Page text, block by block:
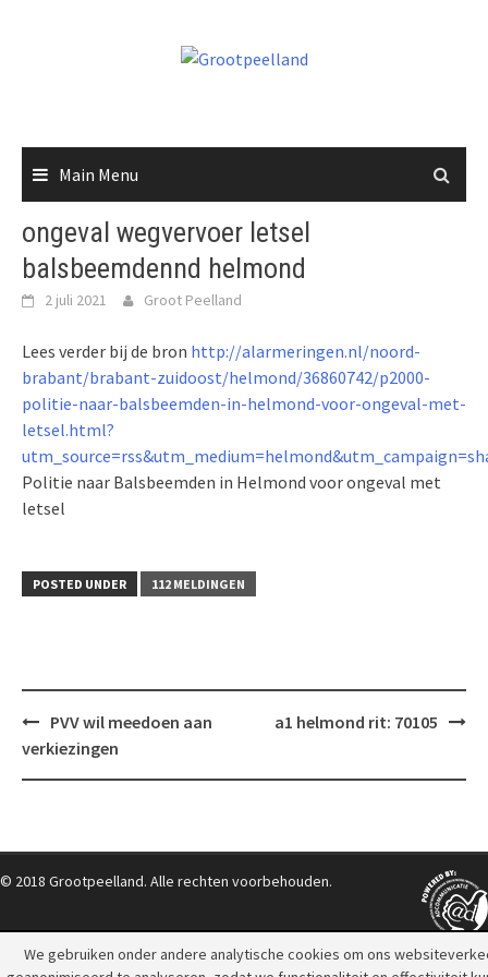
Main Menu
ongeval wegvervoer letsel
balsbeemdennd helmond
2 juli 2021 Groot Peelland
Lees verder bij de bron http://alarmeringen.nl/noord-
brabant/brabant-zuidoost/helmond/36860742/p2000-
politie-naar-balsbeemden-in-helmond-voor-ongeval-met-
letsel.html?
Politie naar Balsbeemden in Helmond voor ongeval met
letsel
POSTED UNDER 112 MELDINGEN
Post
navigation
PVV wil meedoen aan
verkiezingen
a1 helmond rit: 70105
© 2018 Grootpeelland. Alle rechten voorbehouden.
We gebruiken onder andere analytische cookies om ons